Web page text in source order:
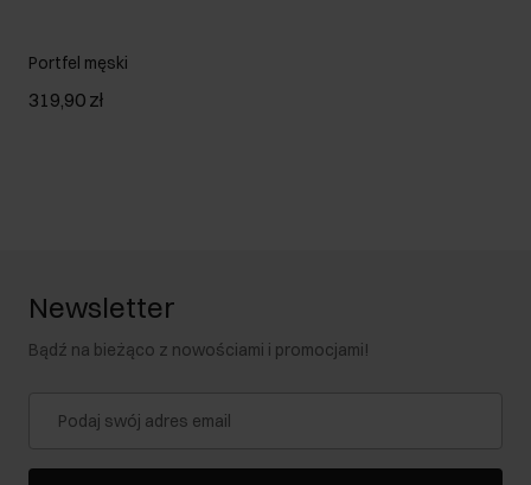
Portfel męski
319,90 zł
Newsletter
Bądź na bieżąco z nowościami i promocjami!